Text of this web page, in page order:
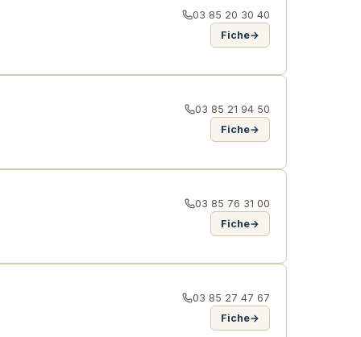
03 85 20 30 40
Fiche→
03 85 21 94 50
Fiche→
03 85 76 31 00
Fiche→
03 85 27 47 67
Fiche→